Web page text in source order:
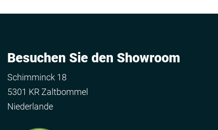
Besuchen Sie den Showroom
Schimminck 18
5301 KR Zaltbommel
Niederlande